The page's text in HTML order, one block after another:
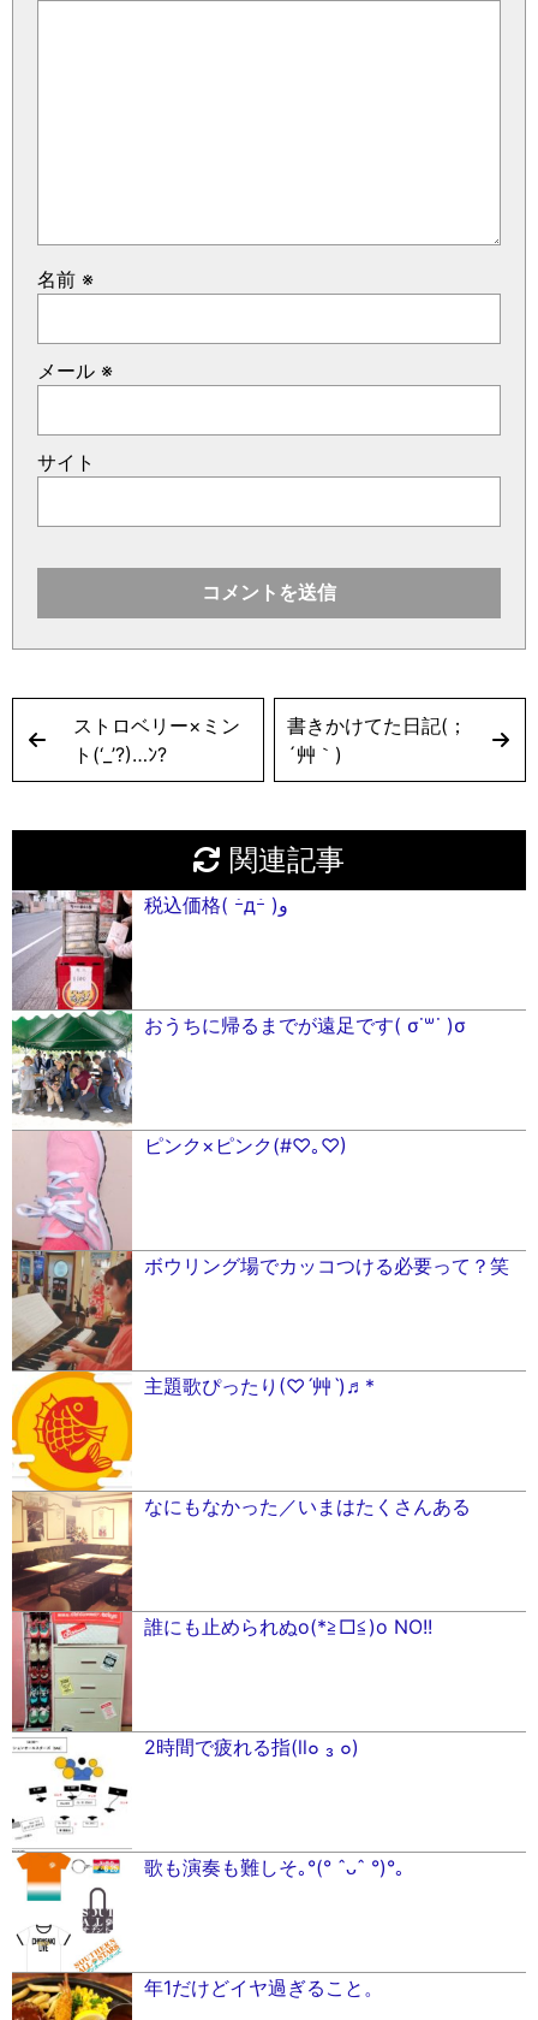
名前 ※
メール ※
サイト
ストロベリー×ミン
ト(‘_’?)…ﾝ?
書きかけてた日記(；
´艸｀)
関連記事
税込価格( ｰ̀дｰ́ )و
おうちに帰るまでが遠足です( σ˙꒳​˙ )σ
ピンク×ピンク(#♡︎｡♡︎)
ボウリング場でカッコつける必要って？笑
主題歌ぴったり(♡ˊ艸ˋ)♬*
なにもなかった／いまはたくさんある
誰にも止められぬo(*≧□≦)o NO!!
2時間で疲れる指(ll๐ ₃ ๐)
歌も演奏も難しそ｡°(° ˆᴗˆ °)°｡
年1だけどイヤ過ぎること。